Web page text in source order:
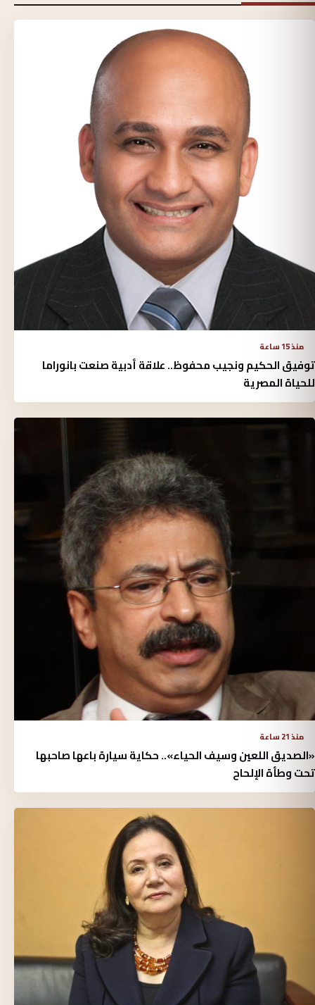
منذ 15 ساعة
توفيق الحكيم ونجيب محفوظ.. علاقة أدبية صنعت بانوراما
للحياة المصرية
منذ 21 ساعة
«الصديق اللعين وسيف الحياء».. حكاية سيارة باعها صاحبها
تحت وطأة الإلحاح